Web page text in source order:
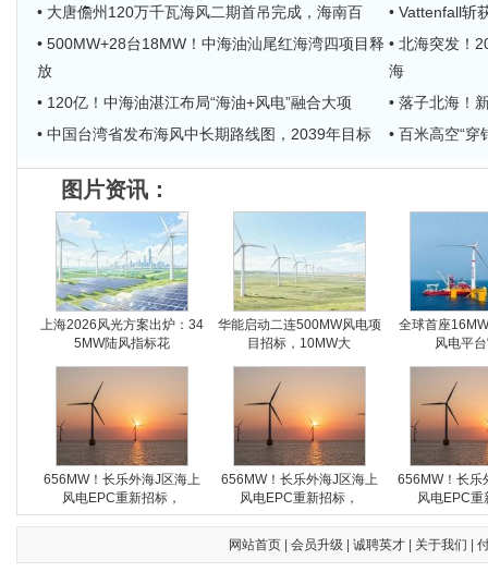
• 大唐儋州120万千瓦海风二期首吊完成，海南百
• Vattenfall斩
• 500MW+28台18MW！中海油汕尾红海湾四项目释
放
• 北海突发！
海
• 120亿！中海油湛江布局“海油+风电”融合大项
• 落子北海！
• 中国台湾省发布海风中长期路线图，2039年目标
• 百米高空“
图片资讯：
上海2026风光方案出炉：34
5MW陆风指标花
华能启动二连500MW风电项
目招标，10MW大
全球首座
风电平
656MW！长乐外海J区海上
风电EPC重新招标，
656MW！长乐外海J区海上
风电EPC重新招标，
656MW！长乐
风电EPC重
网站首页| 会员升级 诚聘英才| 关于我们